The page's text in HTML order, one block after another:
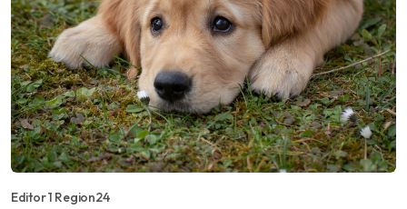
Editor 1 Region24